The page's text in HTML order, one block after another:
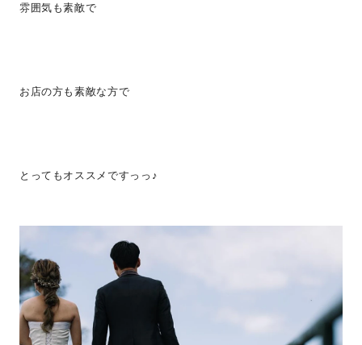
雰囲気も素敵で
お店の方も素敵な方で
とってもオススメですっっ♪